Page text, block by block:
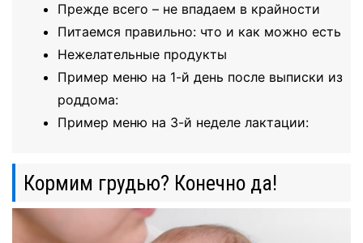
Прежде всего – не впадаем в крайности
Питаемся правильно: что и как можно есть
Нежелательные продукты
Пример меню на 1-й день после выписки из
роддома:
Пример меню на 3-й неделе лактации:
Кормим грудью? Конечно да!